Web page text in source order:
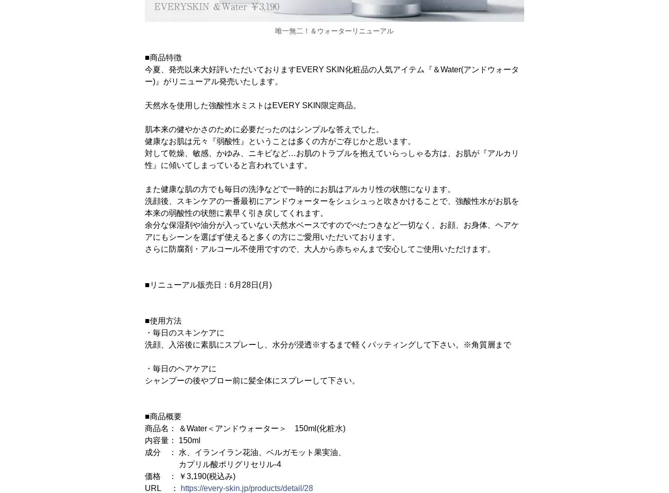
唯一無二！＆ウォーターリニューアル
■商品特徴
今夏、発売以来大好評いただいておりますEVERY SKIN化粧品の人気アイテム『＆Water(アンドウォータ
ー)』がリニューアル発売いたします。
天然水を使用した強酸性水ミストはEVERY SKIN限定商品。
肌本来の健やかさのために必要だったのはシンプルな答えでした。
健康なお肌は元々『弱酸性』ということは多くの方がご存じかと思います。
対して乾燥、敏感、かゆみ、ニキビなど…お肌のトラブルを抱えていらっしゃる方は、お肌が『アルカリ
性』に傾いてしまっていると言われています。
また健康な肌の方でも毎日の洗浄などで一時的にお肌はアルカリ性の状態になります。
洗顔後、スキンケアの一番最初にアンドウォーターをシュシュっと吹きかけることで、強酸性水がお肌を
本来の弱酸性の状態に素早く引き戻してくれます。
余分な保湿剤や油分が入っていない天然水ベースですのでべたつきなど一切なく、お顔、お身体、ヘアケ
アにもシーンを選ばず使えると多くの方にご愛用いただいております。
さらに防腐剤・アルコール不使用ですので、大人から赤ちゃんまで安心してご使用いただけます。
■リニューアル販売日：6月28日(月)
■使用方法
・毎日のスキンケアに
洗顔、入浴後に素肌にスプレーし、水分が浸透※するまで軽くパッティングして下さい。※角質層まで
・毎日のヘアケアに
シャンプーの後やブロー前に髪全体にスプレーして下さい。
■商品概要
商品名： ＆Water＜アンドウォーター＞ 150ml(化粧水)
内容量： 150ml
成分 ： 水、イランイラン花油、ベルガモット果実油、
カプリル酸ポリグリセリル-4
価格 ： ￥3,190(税込み)
URL ：
https://every-skin.jp/products/detail/28